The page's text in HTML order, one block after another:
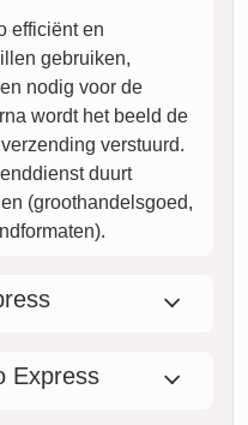
efficiënt en
gebruiken,
nodig voor de
wordt het beeld de
verstuurd.
duurt
(groothandelsgoed,
Express